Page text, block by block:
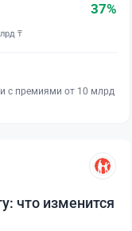
37%
₸
с премиями от 10 млрд
что изменится